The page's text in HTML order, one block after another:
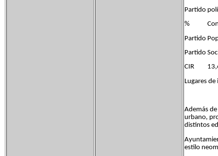
Partido
%
Partido
Partido
CIR
Lugares
Además
urbano,
distintos
estilo